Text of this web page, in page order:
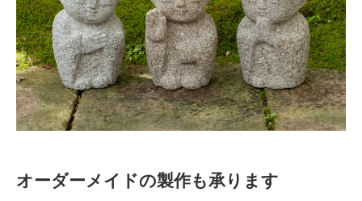
オーダーメイドの製作も承ります